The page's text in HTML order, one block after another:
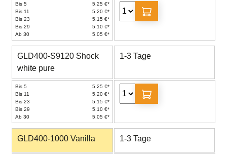
Bis 5
5,25 €*
Bis 11
5,20 €*
Bis 23
5,15 €*
Bis 29
5,10 €*
Ab 30
5,05 €*
GLD400-S9120 Shock
white pure
1-3 Tage
Bis 5
5,25 €*
Bis 11
5,20 €*
Bis 23
5,15 €*
Bis 29
5,10 €*
Ab 30
5,05 €*
GLD400-1000 Vanilla 1-3 Tage